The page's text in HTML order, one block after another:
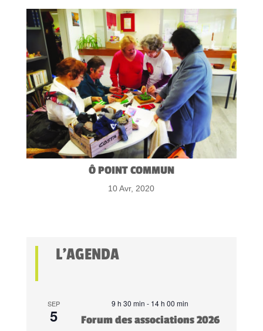
Ô POINT COMMUN
10 Avr, 2020
L’AGENDA
SEP
5
9 h 30 min - 14 h 00 min
Forum des associations 2026